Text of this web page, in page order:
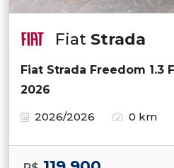
Fiat Strada
Fiat Strada Freedom 1.3
2026
2026/2026
0 km